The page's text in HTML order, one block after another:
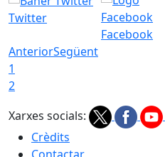
Twitter
Facebook
AnteriorSegüent
1
2
Xarxes socials:
Crèdits